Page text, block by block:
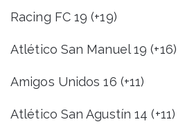
Racing FC 19 (+19)
Atlético San Manuel 19 (+16)
Amigos Unidos 16 (+11)
Atlético San Agustín 14 (+11)